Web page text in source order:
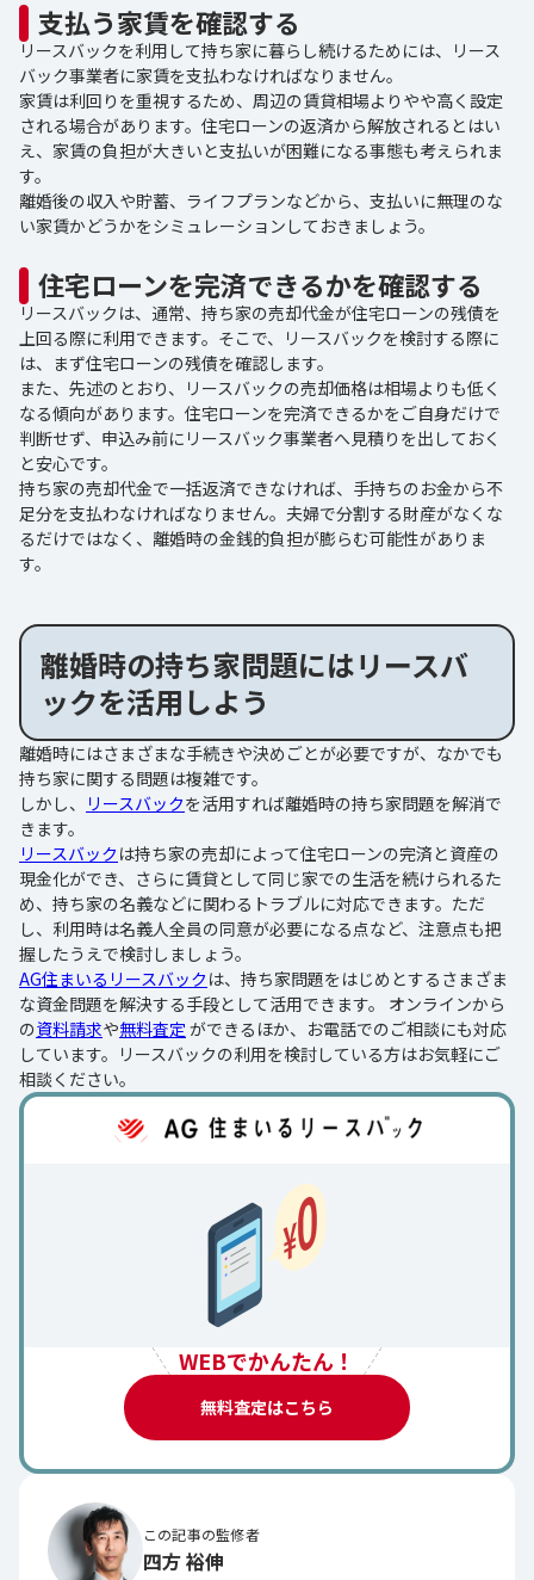
支払う家賃を確認する
リースバックを利用して持ち家に暮らし続けるためには、リース
バック事業者に家賃を支払わなければなりません。
家賃は利回りを重視するため、周辺の賃貸相場よりやや高く設定
される場合があります。住宅ローンの返済から解放されるとはい
え、家賃の負担が大きいと支払いが困難になる事態も考えられま
す。
離婚後の収入や貯蓄、ライフプランなどから、支払いに無理のな
い家賃かどうかをシミュレーションしておきましょう。
住宅ローンを完済できるかを確認する
リースバックは、通常、持ち家の売却代金が住宅ローンの残債を
上回る際に利用できます。そこで、リースバックを検討する際に
は、まず住宅ローンの残債を確認します。
また、先述のとおり、リースバックの売却価格は相場よりも低く
なる傾向があります。住宅ローンを完済できるかをご自身だけで
判断せず、申込み前にリースバック事業者へ見積りを出しておく
と安心です。
持ち家の売却代金で一括返済できなければ、手持ちのお金から不
足分を支払わなければなりません。夫婦で分割する財産がなくな
るだけではなく、離婚時の金銭的負担が膨らむ可能性がありま
す。
離婚時の持ち家問題にはリースバ
ックを活用しよう
離婚時にはさまざまな手続きや決めごとが必要ですが、なかでも
持ち家に関する問題は複雑です。
しかし、
リースバックを活用すれば離婚時の持ち家問題を解消で
きます。
リースバック は持ち家の売却によって住宅ローンの完済と資産の
現金化ができ、さらに賃貸として同じ家での生活を続けられるた
め、持ち家の名義などに関わるトラブルに対応できます。ただ
し、利用時は名義人全員の同意が必要になる点など、注意点も把
握したうえで検討しましょう。
AG住まいるリースバック は、持ち家問題をはじめとするさまざま
な資金問題を解決する手段として活用できます。 オンラインから
の資料請求や無料査定 ができるほか、お電話でのご相談にも対応
しています。リースバックの利用を検討している方はお気軽にご
相談ください。
WEBでかんたん！
無料査定はこちら
この記事の監修者
四方 裕伸